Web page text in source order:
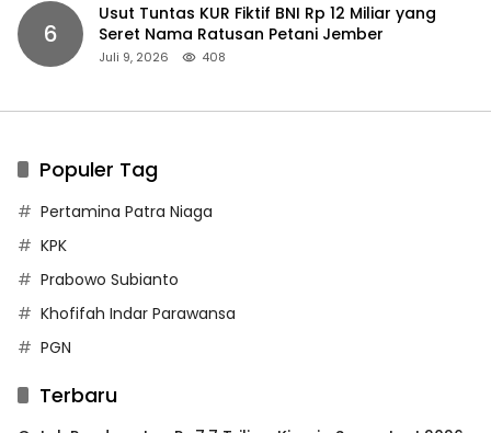
6
Usut Tuntas KUR Fiktif BNI Rp 12 Miliar yang
Seret Nama Ratusan Petani Jember
Juli 9, 2026 408
Populer Tag
Pertamina Patra Niaga
KPK
Prabowo Subianto
Khofifah Indar Parawansa
PGN
Terbaru